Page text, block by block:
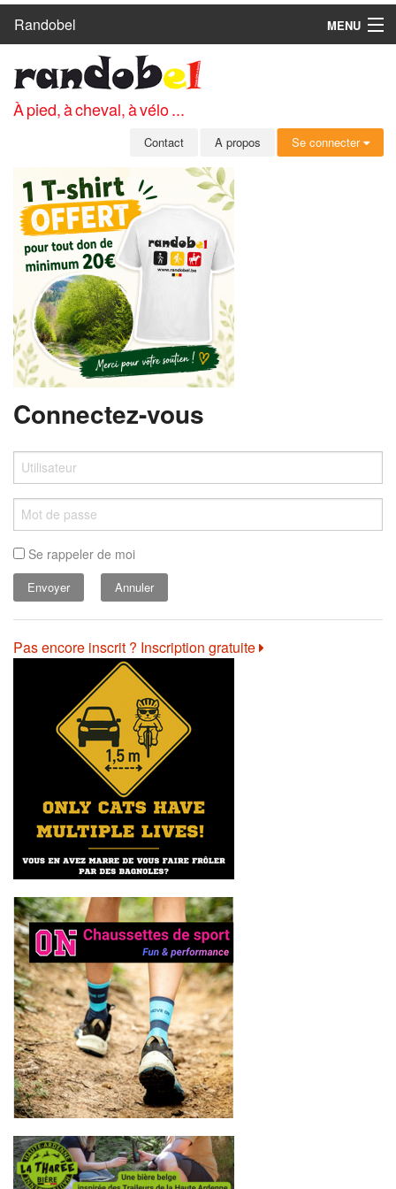
Randobel
MENU
CIRCUITS
CLUBS
MEMBRES
SE CONNECTER
INSCRIPTION GRATUITE
MOT DE PASSE OUBLIÉ
À pied, à cheval, à vélo ...
Contact A propos Se connecter
Connectez-vous
Se rappeler de moi
Annuler
Pas encore inscrit ? Inscription gratuite